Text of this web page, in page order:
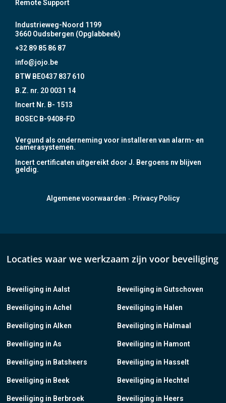
Remote Support
Industrieweg-Noord 1199
3660 Oudsbergen (Opglabbeek)
+32 89 85 86 87
info@jojo.be
BTW BE0437 837 610
B.Z. nr. 20 0031 14
Incert Nr. B- 1513
BOSEC B-9408-FD
Vergund als onderneming voor installeren van alarm- en
camerasystemen.
Incert certificaten uitgereikt door J. Bergoens nv blijven
geldig.
Algemene voorwaarden - Privacy Policy
Locaties waar we werkzaam zijn voor beveiliging
Beveiliging in Aalst
Beveiliging in Achel
Beveiliging in Alken
Beveiliging in As
Beveiliging in Batsheers
Beveiliging in Beek
Beveiliging in Berbroek
Beveiliging in Gutschoven
Beveiliging in Halen
Beveiliging in Halmaal
Beveiliging in Hamont
Beveiliging in Hasselt
Beveiliging in Hechtel
Beveiliging in Heers